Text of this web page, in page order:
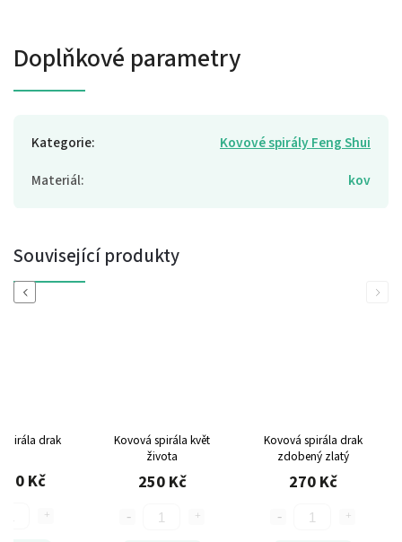
Doplňkové parametry
Kategorie:
Kovové spirály Feng Shui
Materiál: kov
Související produkty
Previous
drak
Kč
Kovová spirála květ
života
250 Kč
Kovová spirála drak
zdobený zlatý
270 Kč
Next